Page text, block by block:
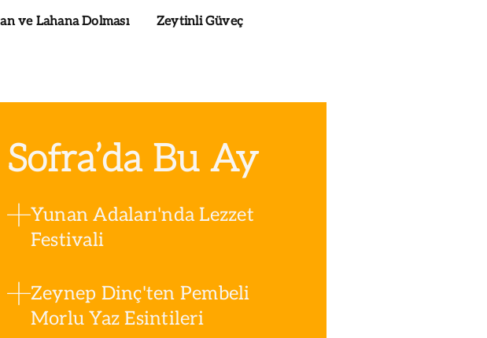
ve Lahana Dolması Zeytinli Güveç
Sofra’da Bu Ay
Yunan Adaları'nda Lezzet
Festivali
Zeynep Dinç'ten Pembeli
Morlu Yaz Esintileri